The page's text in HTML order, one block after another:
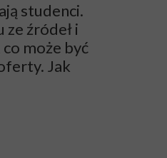
studenci.
źródeł i
może być
Jak